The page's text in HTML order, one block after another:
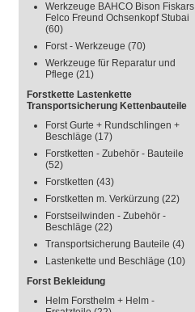
Werkzeuge BAHCO Bison Fiskars
Felco Freund Ochsenkopf Stubai
(60)
Forst - Werkzeuge (70)
Werkzeuge für Reparatur und
Pflege (21)
Forstkette Lastenkette
Transportsicherung Kettenbauteile
Forst Gurte + Rundschlingen +
Beschläge (17)
Forstketten - Zubehör - Bauteile
(52)
Forstketten (43)
Forstketten m. Verkürzung (22)
Forstseilwinden - Zubehör -
Beschläge (22)
Transportsicherung Bauteile (4)
Lastenkette und Beschläge (10)
Forst Bekleidung
Helm Forsthelm + Helm -